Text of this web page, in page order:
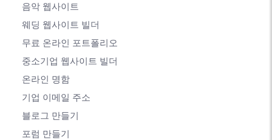
음악 웹사이트
웨딩 웹사이트 빌더
무료 온라인 포트폴리오
중소기업 웹사이트 빌더
온라인 명함
기업 이메일 주소
블로그 만들기
포럼 만들기